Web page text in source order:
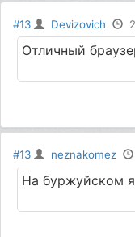
#13 Devizovich
Отличный
#13 neznakomez
На буржуйском